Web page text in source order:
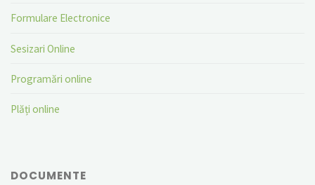
Formulare Electronice
Sesizari Online
Programări online
Plăți online
DOCUMENTE